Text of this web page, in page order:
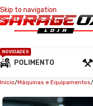
Skip to navigation
Skip to main content
POLIMENTO
NOVIDADES
Início Máquinas e Equipamentos